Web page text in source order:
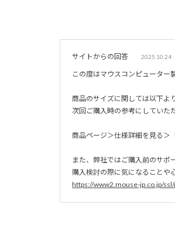
サイトからの回答 2025.10.24
この度はマウスコンピューター
商品のサイズに関しては以下よ
次回ご購入時の参考にしていた
商品ページ＞仕様詳細を見る＞
また、弊社ではご購入前のサポ
購入検討の際に気になることや
https://www2.mouse-jp.co.jp/